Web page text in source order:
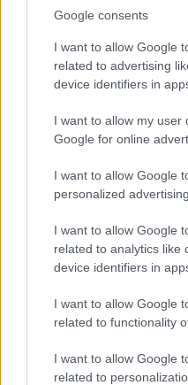
Google consents
I want to allow Google
related to advertising
device identifiers in
I want to allow my user
Google for online
I want to allow Google
personalized advertising.
I want to allow Google
related to analytics like
device identifiers in
I want to allow Google
related to functionality
I want to allow Google
related to
A Peugeot Kupában
Kristóf, míg az ORC-
Hoffmann Hanna
Végeredmény
Itt állíthatod
keresőjében.
HIRDETÉS